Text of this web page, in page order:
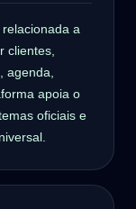
a
clientes,
agenda,
apoia o
oficiais e